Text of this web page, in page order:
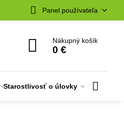
Panel používateľa
Nákupný košík
0 €
Starostlivosť o úlovky